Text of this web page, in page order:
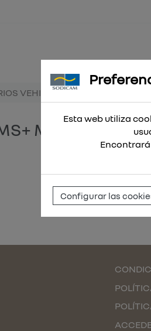
VEHICULO
MS 7,5X45
Esta web utiliza
Configurar las